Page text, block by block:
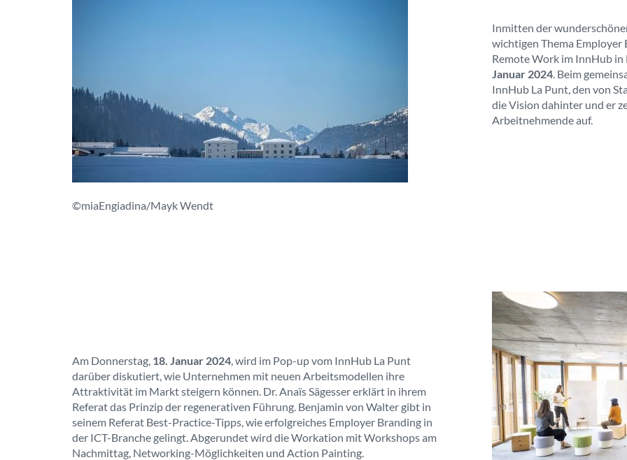
©miaEngiadina/Mayk Wendt
Inmitten der
wichtigen Thema
Remote Work im InnHub
Januar 2024. Beim
InnHub La Punt, den von
die Vision dahinter und er
Arbeitnehmende auf.
Am Donnerstag, 18. Januar 2024, wird im Pop-up vom InnHub La Punt
darüber diskutiert, wie Unternehmen mit neuen Arbeitsmodellen ihre
Attraktivität im Markt steigern können. Dr. Anaïs Sägesser erklärt in ihrem
Referat das Prinzip der regenerativen Führung. Benjamin von Walter gibt in
seinem Referat Best-Practice-Tipps, wie erfolgreiches Employer Branding in
der ICT-Branche gelingt. Abgerundet wird die Workation mit Workshops am
Nachmittag, Networking-Möglichkeiten und Action Painting.